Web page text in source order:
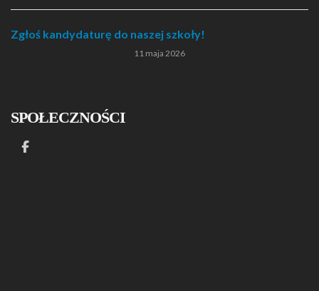
Zgłoś kandydaturę do naszej szkoły!
11 maja 2026
SPOŁECZNOŚCI